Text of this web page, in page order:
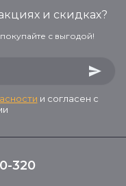
и скидках?
с выгодой!
и согласен с
320